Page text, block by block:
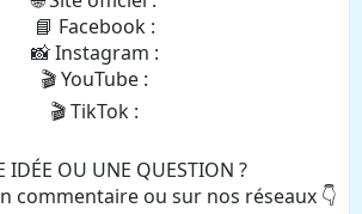
📘 Facebook :
📸 Instagram :
🎬 YouTube :
🎬 TikTok :
IDÉE OU UNE QUESTION ?
commentaire ou sur nos réseaux 👇